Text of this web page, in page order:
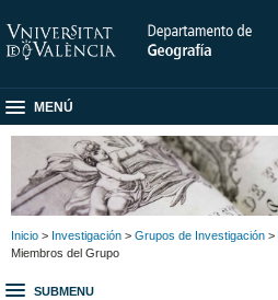
MENÚ
Inicio > Investigación > Grupos de Investigación >
Miembros del Grupo
SUBMENU